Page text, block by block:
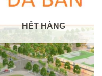
HẾT HÀNG